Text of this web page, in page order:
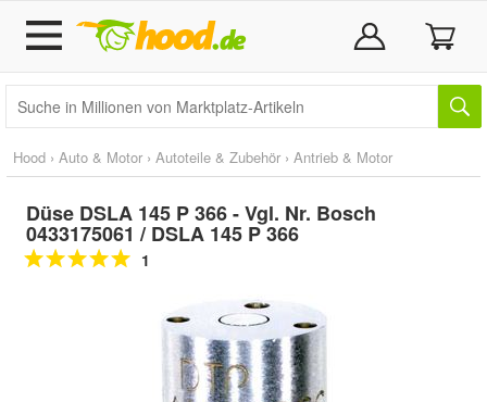
Hood › Auto & Motor › Autoteile & Zubehör › Antrieb & Motor
Düse DSLA 145 P 366 - Vgl. Nr. Bosch
0433175061 / DSLA 145 P 366
1